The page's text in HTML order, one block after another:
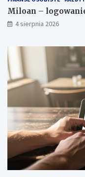
Miloan –
4 sierpnia 2026